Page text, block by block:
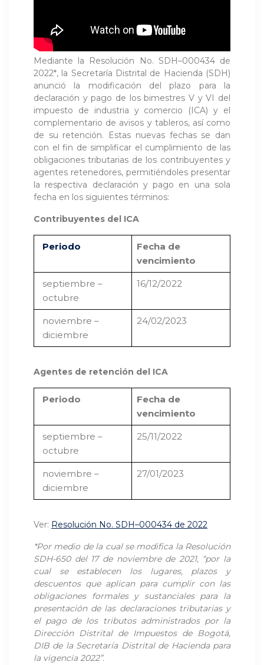
Mediante la Resolución No. SDH–000434 de
2022*, la Secretaría Distrital de Hacienda (SDH)
anunció la modificación del plazo para la
declaración y pago de los bimestres V y VI del
impuesto de industria y comercio (ICA) y el
complementario de avisos y tableros, así como
de su retención. Estas nuevas fechas se dan
con el fin de simplificar el cumplimiento de las
obligaciones tributarias de los contribuyentes y
agentes retenedores, permitiéndoles presentar
la respectiva declaración y pago en una sola
fecha en los siguientes términos:
Contribuyentes del ICA
Periodo
Fecha de
vencimiento
septiembre –
octubre
16/12/2022
noviembre –
diciembre
24/02/2023
Agentes de retención del ICA
Periodo
Fecha de
vencimiento
septiembre –
octubre
25/11/2022
noviembre –
diciembre
27/01/2023
Ver: Resolución No. SDH–000434 de 2022
*Por medio de la cual se modifica la Resolución
SDH-650 del 17 de noviembre de 2021, “por la
cual se establecen los lugares, plazos y
descuentos que aplican para cumplir con las
obligaciones formales y sustanciales para la
presentación de las declaraciones tributarias y
el pago de los tributos administrados por la
Dirección Distrital de Impuestos de Bogotá,
DIB de la Secretaría Distrital de Hacienda para
la vigencia 2022”.